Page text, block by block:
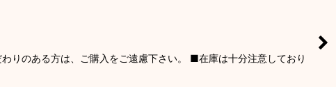
りのある方は、ご購入をご遠慮下さい。 ■在庫は十分注意しており